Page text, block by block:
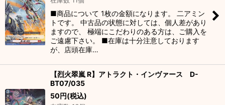
■商品について 1枚の金額になります。 二アミン
トです。 中古品の状態に対しては、個人差があり
ますので、 極端にこだわりのある方は、ご購入を
ご遠慮下さい。 ■在庫は十分注意しております
が、店頭在庫…
【烈火翠嵐 R】アトラクト・インヴァース D-
BT07/035
50円(税込)